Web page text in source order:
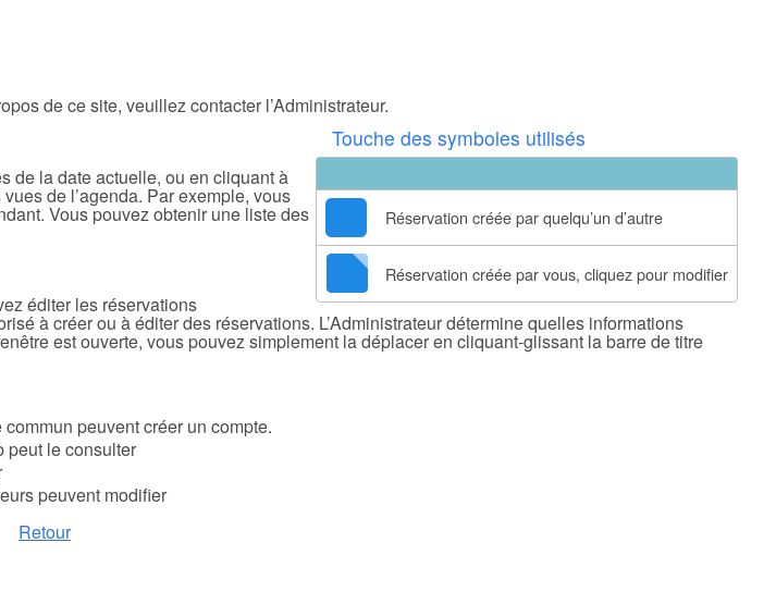
de ce site, veuillez contacter l’Administrateur.
Touche des symboles utilisés
Réservation créée par quelqu’un d’autre
Réservation créée par vous, cliquez pour modifier
de la date actuelle, ou en cliquant à
de l’agenda. Par exemple, vous
Vous pouvez obtenir une liste des
éditer les réservations
à créer ou à éditer des réservations. L’Administrateur détermine quelles informations
est ouverte, vous pouvez simplement la déplacer en cliquant-glissant la barre de titre
peuvent créer un compte.
peut le consulter
peuvent modifier
Retour